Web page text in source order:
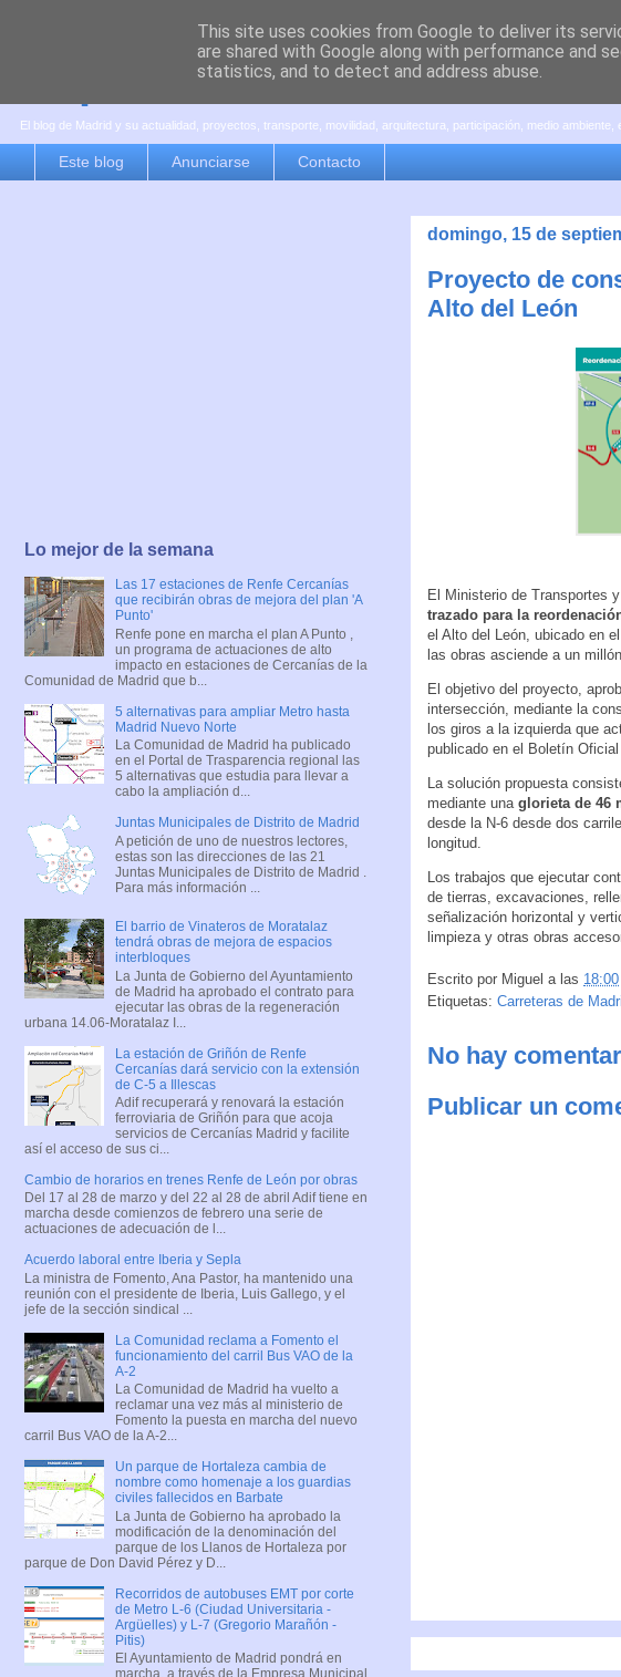
es por madrid
El blog de Madrid y su actualidad, proyectos, transporte, movilidad, arquitectura, participación, medio ambiente,
Este blog Anunciarse Contacto
domingo, 15 de
Proyecto de
Alto del León
El Ministerio de Transportes
trazado para la
el Alto del León, ubicado en
las obras asciende a un
El objetivo del proyecto,
intersección, mediante la
los giros a la izquierda que
publicado en el Boletín
La solución propuesta
mediante una glorieta de 46
desde la N-6 desde dos
longitud.
Los trabajos que ejecutar
de tierras, excavaciones,
señalización horizontal y
limpieza y otras obras
Escrito por Miguel a las 18:00
Etiquetas: Carreteras de
No hay
Publicar un
Lo mejor de la semana
Las 17 estaciones de Renfe Cercanías
que recibirán obras de mejora del plan 'A
Punto'
Renfe pone en marcha el plan A Punto ,
un programa de actuaciones de alto
impacto en estaciones de Cercanías de la
Comunidad de Madrid que b...
5 alternativas para ampliar Metro hasta
Madrid Nuevo Norte
La Comunidad de Madrid ha publicado
en el Portal de Trasparencia regional las
5 alternativas que estudia para llevar a
cabo la ampliación d...
Juntas Municipales de Distrito de Madrid
A petición de uno de nuestros lectores,
estas son las direcciones de las 21
Juntas Municipales de Distrito de Madrid .
Para más información ...
El barrio de Vinateros de Moratalaz
tendrá obras de mejora de espacios
interbloques
La Junta de Gobierno del Ayuntamiento
de Madrid ha aprobado el contrato para
ejecutar las obras de la regeneración
urbana 14.06-Moratalaz I...
La estación de Griñón de Renfe
Cercanías dará servicio con la extensión
de C-5 a Illescas
Adif recuperará y renovará la estación
ferroviaria de Griñón para que acoja
servicios de Cercanías Madrid y facilite
así el acceso de sus ci...
Cambio de horarios en trenes Renfe de León por obras
Del 17 al 28 de marzo y del 22 al 28 de abril Adif tiene en
marcha desde comienzos de febrero una serie de
actuaciones de adecuación de l...
Acuerdo laboral entre Iberia y Sepla
La ministra de Fomento, Ana Pastor, ha mantenido una
reunión con el presidente de Iberia, Luis Gallego, y el
jefe de la sección sindical ...
La Comunidad reclama a Fomento el
funcionamiento del carril Bus VAO de la
A-2
La Comunidad de Madrid ha vuelto a
reclamar una vez más al ministerio de
Fomento la puesta en marcha del nuevo
carril Bus VAO de la A-2...
Un parque de Hortaleza cambia de
nombre como homenaje a los guardias
civiles fallecidos en Barbate
La Junta de Gobierno ha aprobado la
modificación de la denominación del
parque de los Llanos de Hortaleza por
parque de Don David Pérez y D...
Recorridos de autobuses EMT por corte
de Metro L-6 (Ciudad Universitaria -
Argüelles) y L-7 (Gregorio Marañón -
Pitis)
El Ayuntamiento de Madrid pondrá en
marcha, a través de la Empresa Municipal
This site uses cookies from Google to deliver its
are shared with Google along with performance and
statistics, and to detect and address abuse.